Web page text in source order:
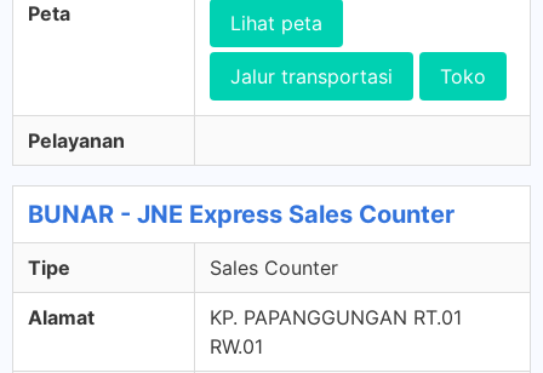
Peta Lihat peta
Jalur transportasi Toko
Pelayanan
BUNAR - JNE Express Sales Counter
Tipe Sales Counter
Alamat
KP. PAPANGGUNGAN RT.01
RW.01